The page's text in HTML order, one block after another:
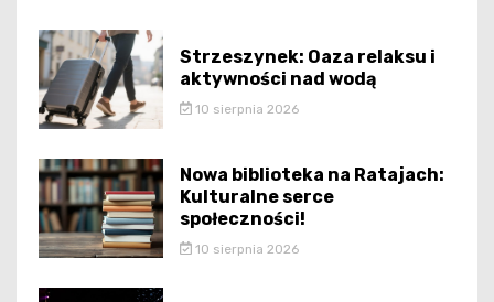
Strzeszynek: Oaza relaksu i
aktywności nad wodą
10 sierpnia 2026
Nowa biblioteka na Ratajach:
Kulturalne serce
społeczności!
10 sierpnia 2026